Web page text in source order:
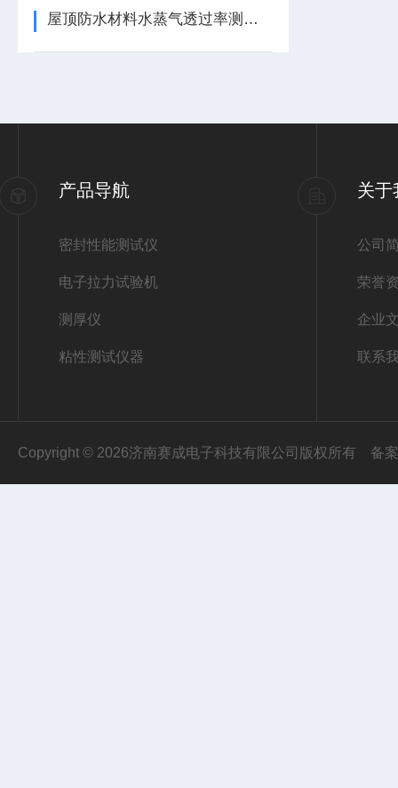
屋顶防水材料水蒸气透过率测试仪的应用
产品导航
密封性能测试仪
电子拉力试验机
测厚仪
粘性测试仪器
关于
公司
荣誉
企业
联系
Copyright © 2026济南赛成电子科技有限公司版权所有 备